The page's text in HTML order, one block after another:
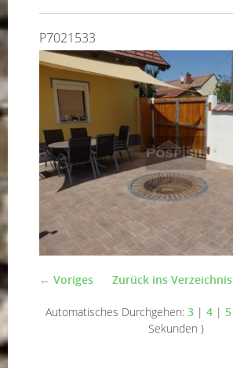
P7021533
← Voriges Zurück ins Verzeichnis
Automatisches Durchgehen: 3 | 4 | 5
Sekunden )